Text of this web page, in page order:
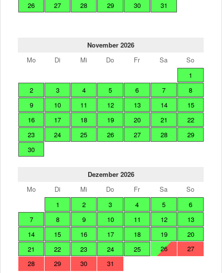
26
27 28 29 30 31
November 2026
Mo
Di Mi Do Fr Sa
So
1
2
3 4 5 6 7
8
9
10 11 12 13 14
15
16
17 18 19 20 21
22
23
24 25 26 27 28
29
30
Dezember 2026
Mo
Di Mi Do Fr Sa
So
1
2 3 4 5
6
7
8 9 10 11 12
13
14
15 16 17 18 19
20
21
22 23 24 25 26
27
28
29 30 31